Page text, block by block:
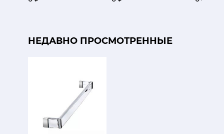
НЕДАВНО ПРОСМОТРЕННЫЕ